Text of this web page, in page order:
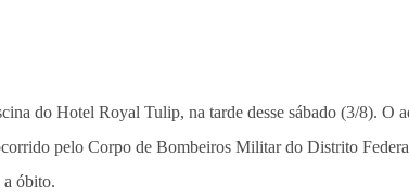
do Hotel Royal Tulip, na tarde desse sábado (3/8).
pelo Corpo de Bombeiros Militar do Distrito
a óbito.